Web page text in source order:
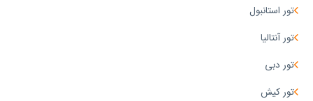
تور استانبول
تور آنتالیا
تور دبی
تور کیش